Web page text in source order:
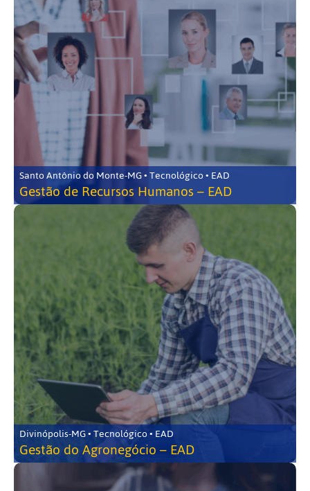
Santo Antônio do Monte-MG • Tecnológico • EAD
Gestão de Recursos Humanos – EAD
Divinópolis-MG • Tecnológico • EAD
Gestão do Agronegócio – EAD